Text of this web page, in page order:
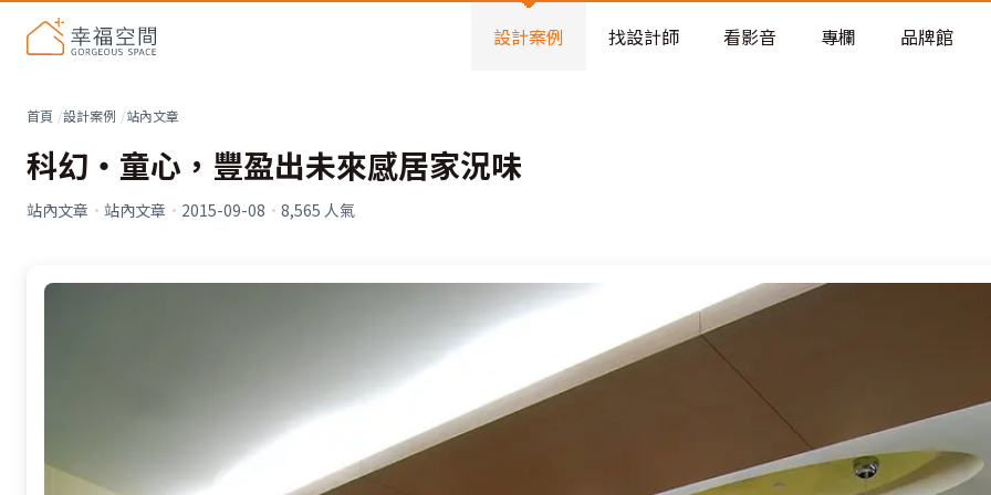
看不見的居家風險和翻新關鍵
老屋預算分配與高 CP 值煥新術
設計案例 找設計師 看影音 專欄 品牌館
首頁 設計案例 站內文章
科幻‧童心，豐盈出未來感居家況味
站內文章 · 站內文章 · 2015-09-08 · 8,565 人氣